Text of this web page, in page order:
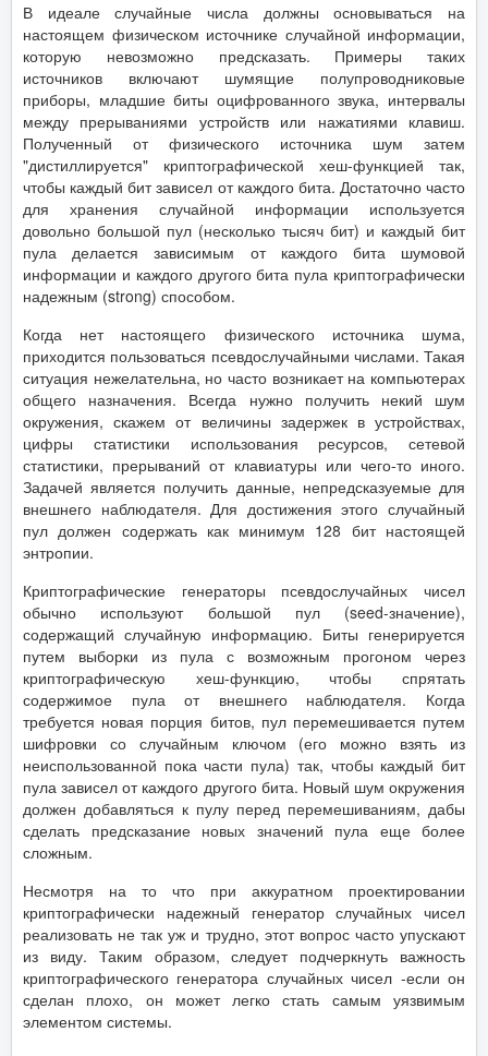
В идеале случайные числа должны основываться на
настоящем физическом источнике случайной информации,
которую невозможно предсказать. Примеры таких
источников включают шумящие полупроводниковые
приборы, младшие биты оцифрованного звука, интервалы
между прерываниями устройств или нажатиями клавиш.
Полученный от физического источника шум затем
"дистиллируется" криптографической хеш-функцией так,
чтобы каждый бит зависел от каждого бита. Достаточно часто
для хранения случайной информации используется
довольно большой пул (несколько тысяч бит) и каждый бит
пула делается зависимым от каждого бита шумовой
информации и каждого другого бита пула криптографически
надежным (strong) способом.
Когда нет настоящего физического источника шума,
приходится пользоваться псевдослучайными числами. Такая
ситуация нежелательна, но часто возникает на компьютерах
общего назначения. Всегда нужно получить некий шум
окружения, скажем от величины задержек в устройствах,
цифры статистики использования ресурсов, сетевой
статистики, прерываний от клавиатуры или чего-то иного.
Задачей является получить данные, непредсказуемые для
внешнего наблюдателя. Для достижения этого случайный
пул должен содержать как минимум 128 бит настоящей
энтропии.
Криптографические генераторы псевдослучайных чисел
обычно используют большой пул (seed-значение),
содержащий случайную информацию. Биты генерируется
путем выборки из пула с возможным прогоном через
криптографическую хеш-функцию, чтобы спрятать
содержимое пула от внешнего наблюдателя. Когда
требуется новая порция битов, пул перемешивается путем
шифровки со случайным ключом (его можно взять из
неиспользованной пока части пула) так, чтобы каждый бит
пула зависел от каждого другого бита. Новый шум окружения
должен добавляться к пулу перед перемешиваниям, дабы
сделать предсказание новых значений пула еще более
сложным.
Несмотря на то что при аккуратном проектировании
криптографически надежный генератор случайных чисел
реализовать не так уж и трудно, этот вопрос часто упускают
из виду. Таким образом, следует подчеркнуть важность
криптографического генератора случайных чисел -если он
сделан плохо, он может легко стать самым уязвимым
элементом системы.